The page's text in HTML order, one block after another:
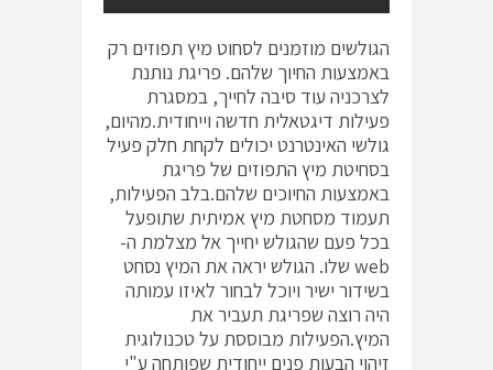
הגולשים מוזמנים לסחוט מיץ תפוזים רק
באמצעות החיוך שלהם. פריגת נותנת
לצרכניה עוד סיבה לחייך, במסגרת
פעילות דיגטאלית חדשה וייחודית.מהיום,
גולשי האינטרנט יכולים לקחת חלק פעיל
בסחיטת מיץ התפוזים של פריגת
באמצעות החיוכים שלהם.בלב הפעילות,
תעמוד מסחטת מיץ אמיתית שתופעל
בכל פעם שהגולש יחייך אל מצלמת ה-
web שלו. הגולש יראה את המיץ נסחט
בשידור ישיר ויוכל לבחור לאיזו עמותה
היה רוצה שפריגת תעביר את
המיץ.הפעילות מבוססת על טכנולוגית
זיהוי הבעות פנים ייחודית שפותחה ע"י